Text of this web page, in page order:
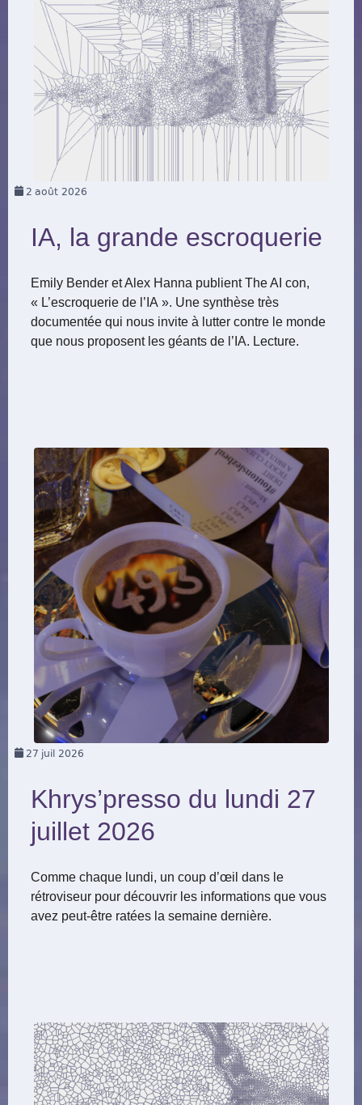
2 août 2026
IA, la grande escroquerie
Emily Bender et Alex Hanna publient The AI con,
« L’escroquerie de l’IA ». Une synthèse très
documentée qui nous invite à lutter contre le monde
que nous proposent les géants de l’IA. Lecture.
27 juil 2026
Khrys’presso du lundi 27
juillet 2026
Comme chaque lundi, un coup d’œil dans le
rétroviseur pour découvrir les informations que vous
avez peut-être ratées la semaine dernière.